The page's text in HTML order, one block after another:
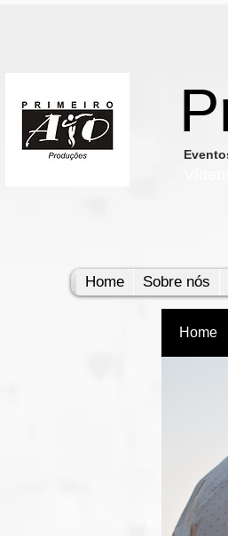
Home Sobre nós
Home